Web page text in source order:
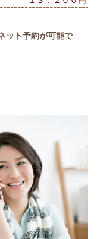
ット予約が可能で